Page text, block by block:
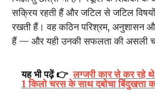
सक्रिय रहती हैं और जटिल से जटिल
रखती हैं। वह कठिन परिश्रम, अनुशासन
हैं — और यही उनकी सफलता की असली
यह भी पढ़ें 👉 लग्जरी कार से कर रहे
1 किलो चरस के साथ दबोचा बिंदुखत्ता